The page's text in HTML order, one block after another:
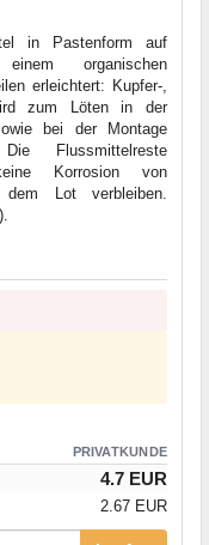
in Pastenform auf
organischen
erleichtert: Kupfer-,
zum Löten in der
bei der Montage
Flussmittelreste
Korrosion von
Lot verbleiben.
PRIVATKUNDE
4.7 EUR
2.67 EUR